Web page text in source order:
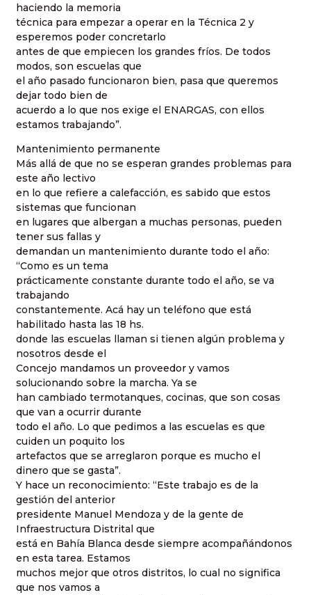
haciendo la memoria
técnica para empezar a operar en la Técnica 2 y
esperemos poder concretarlo
antes de que empiecen los grandes fríos. De todos
modos, son escuelas que
el año pasado funcionaron bien, pasa que queremos
dejar todo bien de
acuerdo a lo que nos exige el ENARGAS, con ellos
estamos trabajando”.
Mantenimiento permanente
Más allá de que no se esperan grandes problemas para
este año lectivo
en lo que refiere a calefacción, es sabido que estos
sistemas que funcionan
en lugares que albergan a muchas personas, pueden
tener sus fallas y
demandan un mantenimiento durante todo el año:
“Como es un tema
prácticamente constante durante todo el año, se va
trabajando
constantemente. Acá hay un teléfono que está
habilitado hasta las 18 hs.
donde las escuelas llaman si tienen algún problema y
nosotros desde el
Concejo mandamos un proveedor y vamos
solucionando sobre la marcha. Ya se
han cambiado termotanques, cocinas, que son cosas
que van a ocurrir durante
todo el año. Lo que pedimos a las escuelas es que
cuiden un poquito los
artefactos que se arreglaron porque es mucho el
dinero que se gasta”.
Y hace un reconocimiento: “Este trabajo es de la
gestión del anterior
presidente Manuel Mendoza y de la gente de
Infraestructura Distrital que
está en Bahía Blanca desde siempre acompañándonos
en esta tarea. Estamos
muchos mejor que otros distritos, lo cual no significa
que nos vamos a